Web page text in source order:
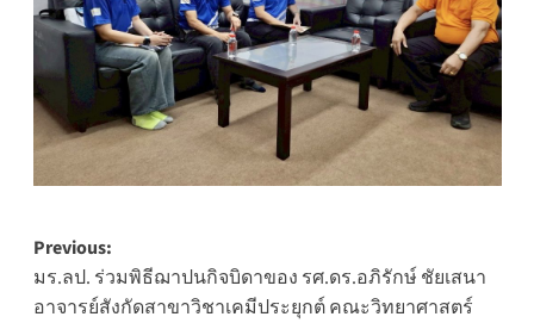
Post
navigation
Previous:
มร.ลป. ร่วมพิธีฌาปนกิจบิดาของ รศ.ดร.อภิรักษ์ ชัยเสนา
อาจารย์สังกัดสาขาวิชาเคมีประยุกต์ คณะวิทยาศาสตร์